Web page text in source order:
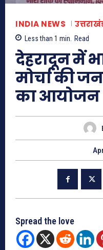
INDIA NEWS
Less than 1 min. Read
देहरादून में
मोर्चा की
का आयोजन
Spread the love